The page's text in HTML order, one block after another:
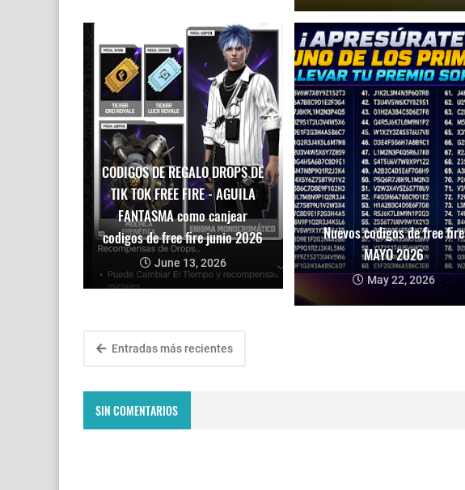
CODIGOS DE REGALO DROPS DE
TIK TOK FREE FIRE - AGUILA
FANTASMA como canjear
codigos de free fire junio 2026
June 13, 2026
Nuevos codigos de free fire
MAYO 2026
May 22, 2026
Entradas más recientes
SIN COMENTARIOS